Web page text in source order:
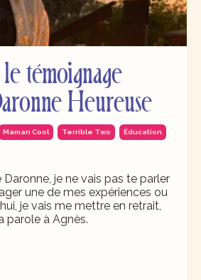
témoignage
Heureuse
Maman Cool Terrible Two Éducation
Daronne, je ne vais pas te parler
une de mes expériences ou
je vais me mettre en retrait,
parole à Agnès.